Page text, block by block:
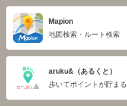
Mapion
地図検索・ルート検索
aruku&（あるくと）
歩いてポイントが貯まる